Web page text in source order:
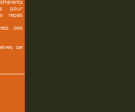
pour
repas
des
de